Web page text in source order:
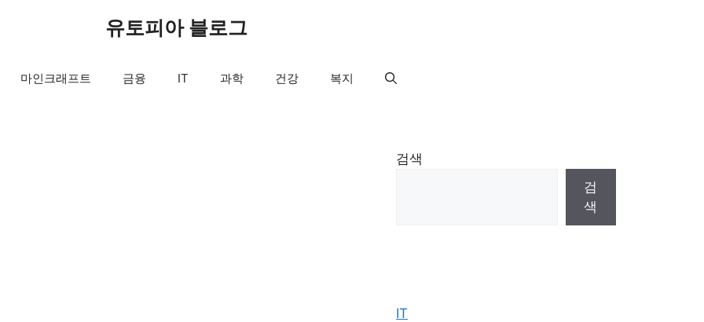
유토피아 블로그
마인크래프트 금융 IT 과학 건강 복지
검색
검
색
IT